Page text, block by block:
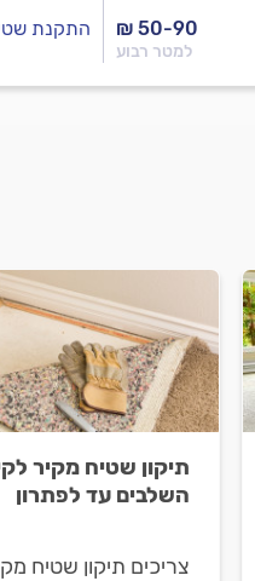
₪ 50-90
למטר רבוע
התקנת
תיקון שטיח מקיר
השלבים עד לפתרון
צריכים תיקון שטיח